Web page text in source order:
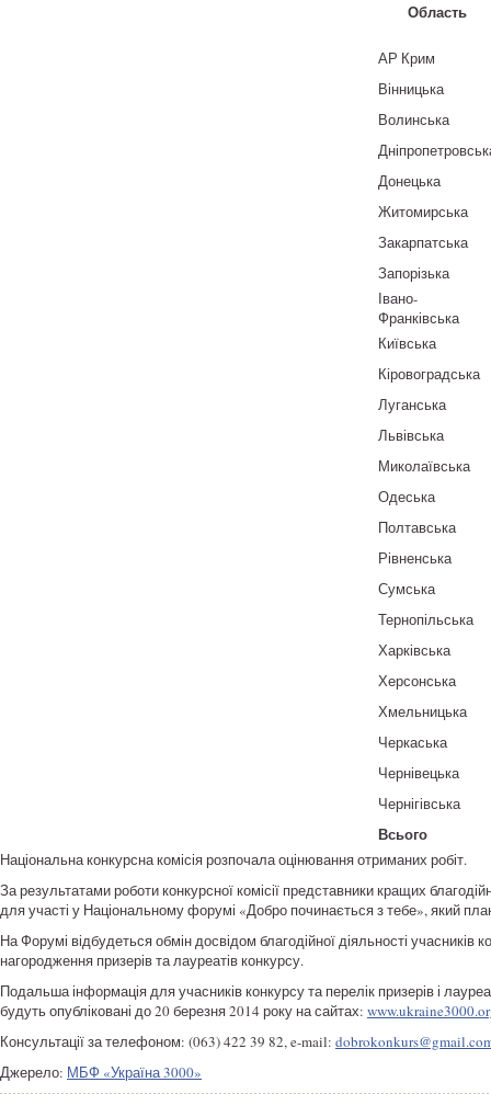
Область
АР Крим
Вінницька
Волинська
Донецька
Житомирська
Закарпатська
Запорізька
Івано-
Франківська
Київська
Кіровоградська
Луганська
Львівська
Миколаївська
Одеська
Полтавська
Рівненська
Сумська
Тернопільська
Харківська
Херсонська
Хмельницька
Черкаська
Чернівецька
Чернігівська
Всього
Національна конкурсна комісія розпочала оцінювання отриманих робіт.
За результатами роботи конкурсної комісії представники кращих
для участі у Національному форумі «Добро починається з тебе», який
На Форумі відбудеться обмін досвідом благодійної діяльності учасників
нагородження призерів та лауреатів конкурсу.
Подальша інформація для учасників конкурсу та перелік призерів і
будуть опубліковані до 20 березня 2014 року на сайтах:
Консультації за телефоном: (063) 422 39 82, e-mail:
Джерело: МБФ «Україна 3000»